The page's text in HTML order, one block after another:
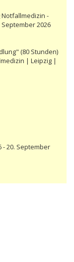
-
2026
(80 Stunden)
| Leipzig |
20. September